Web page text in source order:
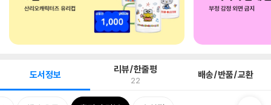
도서정보 리뷰/한줄평
22 배송/반품/교환